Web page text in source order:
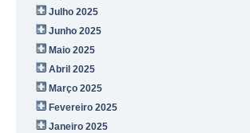
Julho 2025
Junho 2025
Maio 2025
Abril 2025
Março 2025
Fevereiro 2025
Janeiro 2025